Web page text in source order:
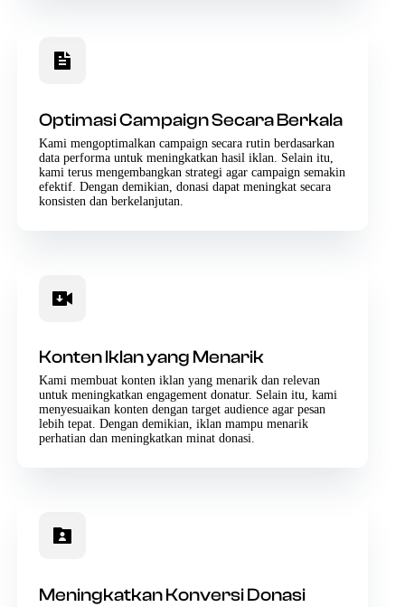
Optimasi Campaign Secara Berkala
Kami mengoptimalkan campaign secara rutin berdasarkan
data performa untuk meningkatkan hasil iklan. Selain itu,
kami terus mengembangkan strategi agar campaign semakin
efektif. Dengan demikian, donasi dapat meningkat secara
konsisten dan berkelanjutan.
Konten Iklan yang Menarik
Kami membuat konten iklan yang menarik dan relevan
untuk meningkatkan engagement donatur. Selain itu, kami
menyesuaikan konten dengan target audience agar pesan
lebih tepat. Dengan demikian, iklan mampu menarik
perhatian dan meningkatkan minat donasi.
Meningkatkan Konversi Donasi